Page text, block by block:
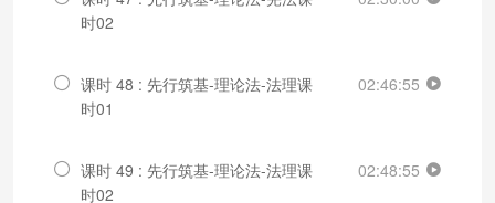
时02
课时 48 : 先行筑基-理论法-法理课
时01
02:46:55
课时 49 : 先行筑基-理论法-法理课
时02
02:48:55